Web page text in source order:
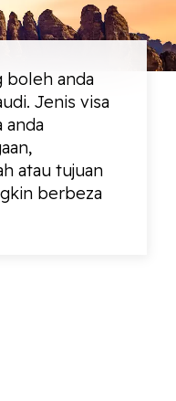
boleh anda
Jenis visa
anda
atau tujuan
berbeza